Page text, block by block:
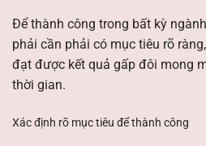
Để thành công trong bất kỳ
phải cần phải có mục tiêu rõ
đạt được kết quả gấp đôi mong
thời gian.
Xác định rõ mục tiêu để thành công